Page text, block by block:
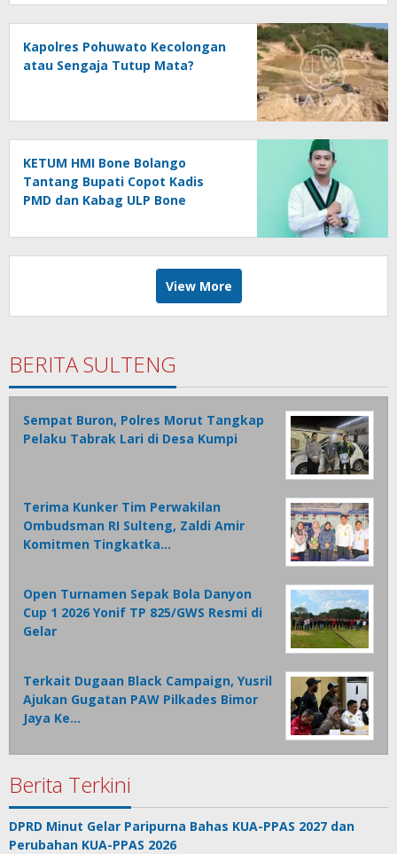
Kapolres Pohuwato Kecolongan
atau Sengaja Tutup Mata?
KETUM HMI Bone Bolango
Tantang Bupati Copot Kadis
PMD dan Kabag ULP Bone
of Power’
View More
BERITA SULTENG
Sempat Buron, Polres Morut Tangkap
Pelaku Tabrak Lari di Desa Kumpi
Terima Kunker Tim Perwakilan
Ombudsman RI Sulteng, Zaldi Amir
Komitmen Tingkatka…
Open Turnamen Sepak Bola Danyon
Cup 1 2026 Yonif TP 825/GWS Resmi di
Gelar
Terkait Dugaan Black Campaign, Yusril
Ajukan Gugatan PAW Pilkades Bimor
Jaya Ke…
Berita Terkini
DPRD Minut Gelar Paripurna Bahas KUA-PPAS 2027 dan
Perubahan KUA-PPAS 2026